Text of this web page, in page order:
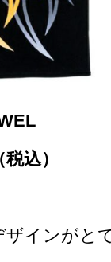
込）
インがと